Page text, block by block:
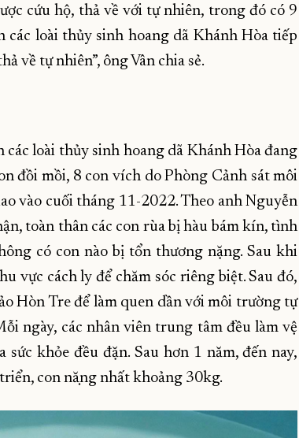
cứu hộ, thả về với tự nhiên, trong đó có 9
các loài thủy sinh hoang dã Khánh Hòatiếp
về tự nhiên”, ông Vân chia sẻ.
loài thủy sinh hoang dã Khánh Hòa đang
đồi mồi, 8 con vích do Phòng Cảnh sát môi
vào cuối tháng 11-2022. Theo anh Nguyễn
toàn thân các con rùa bị hàu bám kín, tình
có con nào bị tổn thương nặng. Sau khi
vực cách ly để chăm sóc riêng biệt. Sau đó,
Hòn Tre để làm quen dần với môi trường tự
ngày, các nhân viên trung tâm đều làm vệ
khỏe đều đặn. Sau hơn 1 năm, đến nay,
con nặng nhất khoảng 30kg.